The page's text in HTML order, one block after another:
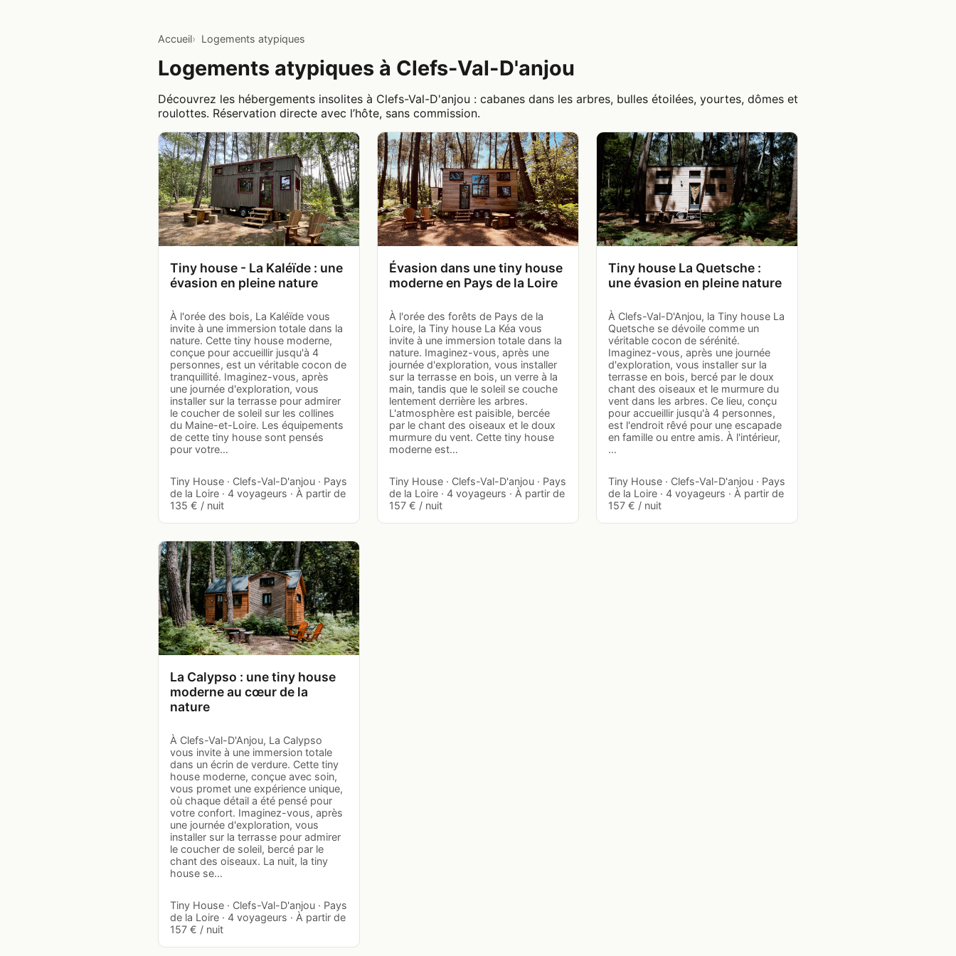
Accueil Logements atypiques
Logements atypiques à Clefs-Val-D'anjou
Découvrez les hébergements insolites à Clefs-Val-D'anjou : cabanes dans les arbres, bulles étoilées, yourtes, dômes et
roulottes. Réservation directe avec l’hôte, sans commission.
Tiny house - La Kaléïde : une
évasion en pleine nature
À l'orée des bois, La Kaléïde vous
invite à une immersion totale dans la
nature. Cette tiny house moderne,
conçue pour accueillir jusqu'à 4
personnes, est un véritable cocon de
tranquillité. Imaginez-vous, après
une journée d'exploration, vous
installer sur la terrasse pour admirer
le coucher de soleil sur les collines
du Maine-et-Loire. Les équipements
de cette tiny house sont pensés
pour votre…
Tiny House · Clefs-Val-D'anjou · Pays
de la Loire · 4 voyageurs · À partir de
135 € / nuit
Évasion dans une tiny house
moderne en Pays de la Loire
À l'orée des forêts de Pays de la
Loire, la Tiny house La Kéa vous
invite à une immersion totale dans la
nature. Imaginez-vous, après une
journée d'exploration, vous installer
sur la terrasse en bois, un verre à la
main, tandis que le soleil se couche
lentement derrière les arbres.
L'atmosphère est paisible, bercée
par le chant des oiseaux et le doux
murmure du vent. Cette tiny house
moderne est…
Tiny House · Clefs-Val-D'anjou · Pays
de la Loire · 4 voyageurs · À partir de
157 € / nuit
Tiny house La Quetsche :
une évasion en pleine nature
À Clefs-Val-D'Anjou, la Tiny house La
Quetsche se dévoile comme un
véritable cocon de sérénité.
Imaginez-vous, après une journée
d'exploration, vous installer sur la
terrasse en bois, bercé par le doux
chant des oiseaux et le murmure du
vent dans les arbres. Ce lieu, conçu
pour accueillir jusqu'à 4 personnes,
est l'endroit rêvé pour une escapade
en famille ou entre amis. À l'intérieur,
…
Tiny House · Clefs-Val-D'anjou · Pays
de la Loire · 4 voyageurs · À partir de
157 € / nuit
La Calypso : une tiny house
moderne au cœur de la
nature
À Clefs-Val-D'Anjou, La Calypso
vous invite à une immersion totale
dans un écrin de verdure. Cette tiny
house moderne, conçue avec soin,
vous promet une expérience unique,
où chaque détail a été pensé pour
votre confort. Imaginez-vous, après
une journée d'exploration, vous
installer sur la terrasse pour admirer
le coucher de soleil, bercé par le
chant des oiseaux. La nuit, la tiny
house se…
Tiny House · Clefs-Val-D'anjou · Pays
de la Loire · 4 voyageurs · À partir de
157 € / nuit